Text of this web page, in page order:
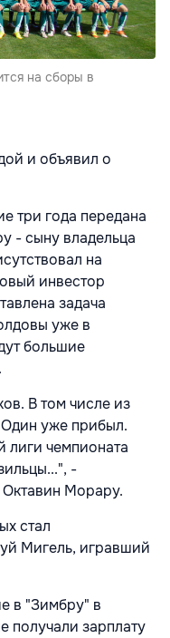
на сборы в
и объявил о
три года передана
- сыну владельца
на
инвестор
задача
уже в
большие
В том числе из
уже прибыл.
лиги чемпионата
-
Морару.
стал
Мигель, игравший
в "Зимбру" в
получали зарплату